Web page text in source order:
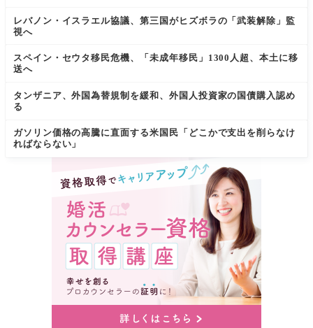
レバノン・イスラエル協議、第三国がヒズボラの「武装解除」監
視へ
スペイン・セウタ移民危機、「未成年移民」1300人超、本土に移
送へ
タンザニア、外国為替規制を緩和、外国人投資家の国債購入認め
る
ガソリン価格の高騰に直面する米国民「どこかで支出を削らなけ
ればならない」